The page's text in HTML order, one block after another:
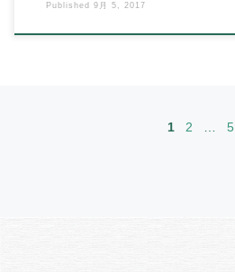
Published 9月 5, 2017
1 2 5